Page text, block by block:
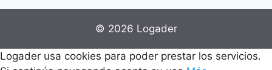
© 2026 Logader
Logader usa cookies para poder prestar los servicios.